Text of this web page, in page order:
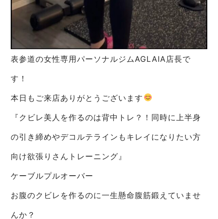
表参道の女性専用パーソナルジムAGLAIA店長で
す！
本日もご来店ありがとうございます
『クビレ美人を作るのは背中トレ？！同時に上半身
の引き締めやデコルテラインもキレイになりたい方
向け欲張りさんトレーニング』
ケーブルプルオーバー
お腹のクビレを作るのに一生懸命腹筋鍛えていませ
んか？